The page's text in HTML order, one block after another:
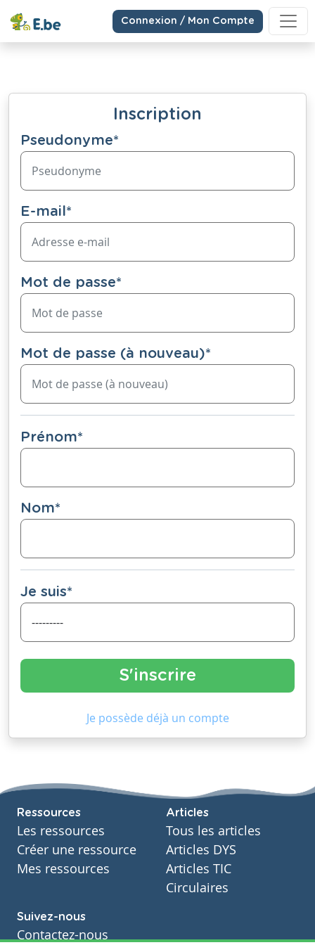
Connexion / Mon Compte
Inscription
Pseudonyme*
E-mail*
Mot de passe*
Mot de passe (à nouveau)*
Prénom*
Nom*
Je suis*
Je possède déjà un compte
Ressources
Les ressources
Créer une ressource
Mes ressources
Articles
Tous les articles
Articles DYS
Articles TIC
Circulaires
Suivez-nous
Contactez-nous